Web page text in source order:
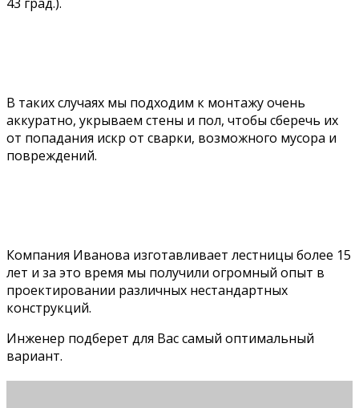
В таких случаях мы подходим к монтажу очень
аккуратно, укрываем стены и пол, чтобы сберечь их
от попадания искр от сварки, возможного мусора и
повреждений.
Компания Иванова изготавливает лестницы более 15
лет и за это время мы получили огромный опыт в
проектировании различных нестандартных
конструкций.
Инженер подберет для Вас самый оптимальный
вариант.